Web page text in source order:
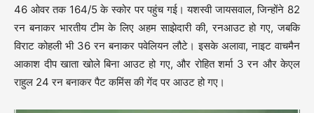
46 ओवर तक 164/5 के स्कोर पर पहुंच गई। यशस्वी जायसवाल, जिन्होंने 82
रन बनाकर भारतीय टीम के लिए अहम साझेदारी की, रनआउट हो गए, जबकि
विराट कोहली भी 36 रन बनाकर पवेलियन लौटे। इसके अलावा, नाइट वाचमैन
आकाश दीप खाता खोले बिना आउट हो गए, और रोहित शर्मा 3 रन और केएल
राहुल 24 रन बनाकर पैट कमिंस की गेंद पर आउट हो गए।